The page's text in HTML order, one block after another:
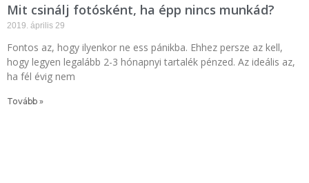
Mit csinálj fotósként, ha épp nincs munkád?
2019. április 29
Fontos az, hogy ilyenkor ne ess pánikba. Ehhez persze az kell,
hogy legyen legalább 2-3 hónapnyi tartalék pénzed. Az ideális az,
ha fél évig nem
Tovább »